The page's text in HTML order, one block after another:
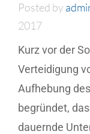
Posted by
2017
Kurz vor der
Verteidigung
Aufhebung
begründet,
dauernde